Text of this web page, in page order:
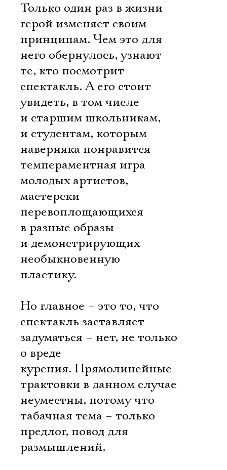
Только один раз в жизни
герой изменяет своим
принципам. Чем это для
него обернулось, узнают
те, кто посмотрит
спектакль. А его стоит
увидеть, в том числе
и старшим школьникам,
и студентам, которым
наверняка понравится
темпераментная игра
молодых артистов,
мастерски
перевоплощающихся
в разные образы
и демонстрирующих
необыкновенную
пластику.
Но главное – это то, что
спектакль заставляет
задуматься – нет, не только
о вреде
курения. Прямолинейные
трактовки в данном случае
неуместны, потому что
табачная тема – только
предлог, повод для
размышлений.